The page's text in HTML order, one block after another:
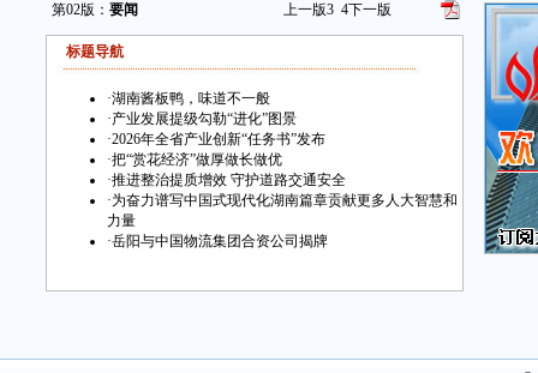
第02版： 要闻 上一版3 4下一版
标题导航
·湖南酱板鸭，味道不一般
·产业发展提级勾勒“进化”图景
·2026年全省产业创新“任务书”发布
·把“赏花经济”做厚做长做优
·推进整治提质增效 守护道路交通安全
·为奋力谱写中国式现代化湖南篇章贡献更多人大智慧和
力量
·岳阳与中国物流集团合资公司揭牌